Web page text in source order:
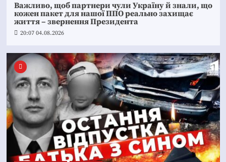
Важливо, щоб партнери чули Україну й знали, що
кожен пакет для нашої ППО реально захищає
життя – звернення Президента
20:07 04.08.2026